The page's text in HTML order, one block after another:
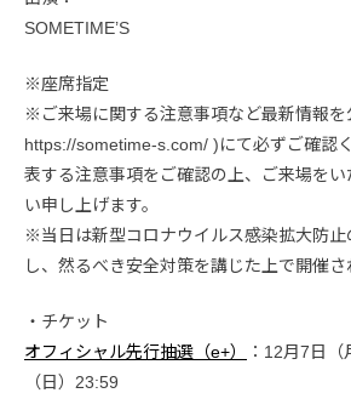
SOMETIME’S
※座席指定
※ご来場に関する注意事項など最新情報を
https://sometime-s.com/ )にて必ずご確認
表する注意事項をご確認の上、ご来場を
い申し上げます。
※当日は新型コロナウイルス感染拡大防止
し、然るべき安全対策を講じた上で開催さ
・チケット
オフィシャル先行抽選（e+）
：12月7日
（日）23:59